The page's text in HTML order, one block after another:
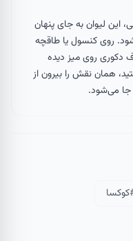
این لیوان به جای پنهان
روی کنسول یا طاقچه
دکوری روی میز دیده
همان نقش را بیرون از
جا می‌شود.
کوکسا